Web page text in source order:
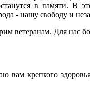
в памяти. В
- нашу свободу и
ветеранам. Для нас
вам крепкого